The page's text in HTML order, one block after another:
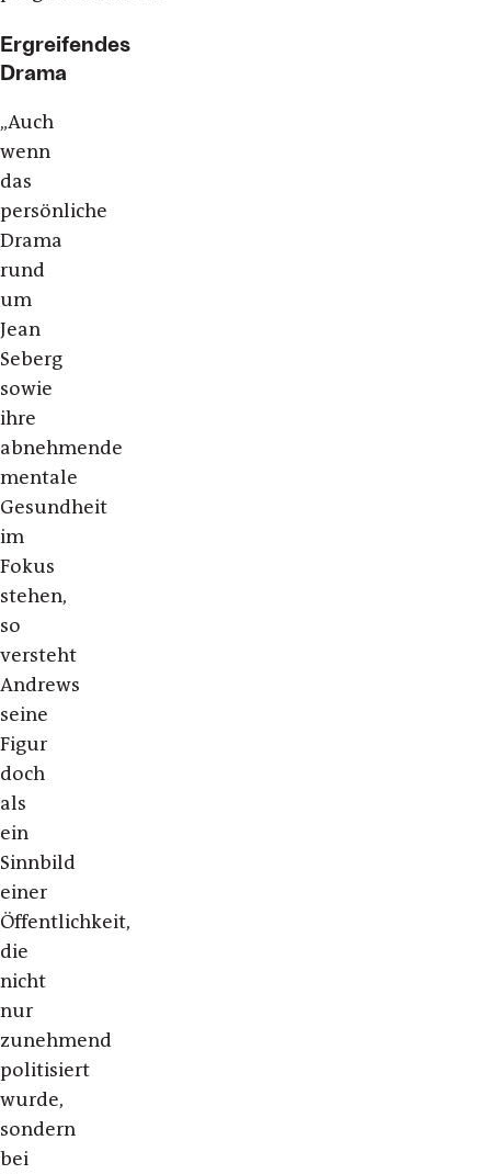
Ergreifendes
Drama
„Auch
wenn
das
persönliche
Drama
rund
um
Jean
Seberg
sowie
ihre
abnehmende
mentale
Gesundheit
im
Fokus
stehen,
so
versteht
Andrews
seine
Figur
doch
als
ein
Sinnbild
einer
Öffentlichkeit,
die
nicht
nur
zunehmend
politisiert
wurde,
sondern
bei